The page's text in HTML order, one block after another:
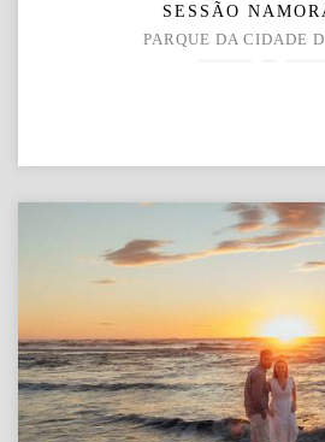
SESSÃO
PARQUE DA CIDADE